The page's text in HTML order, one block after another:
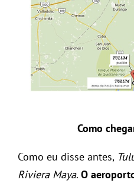
Como
Como eu disse antes,
Riviera Maya. O